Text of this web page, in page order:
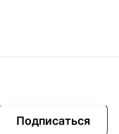
Подписаться